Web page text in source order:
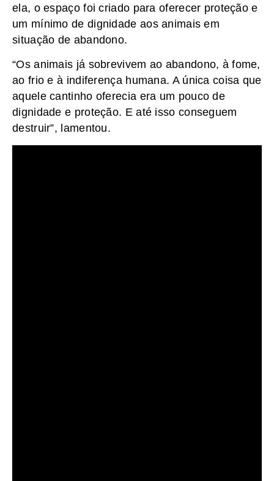
ela, o espaço foi criado para oferecer proteção e
um mínimo de dignidade aos animais em
situação de abandono.
“Os animais já sobrevivem ao abandono, à fome,
ao frio e à indiferença humana. A única coisa que
aquele cantinho oferecia era um pouco de
dignidade e proteção. E até isso conseguem
destruir”, lamentou.